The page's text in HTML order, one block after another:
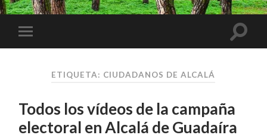
ETIQUETA: CIUDADANOS DE ALCALÁ
Todos los vídeos de la campaña
electoral en Alcalá de Guadaíra